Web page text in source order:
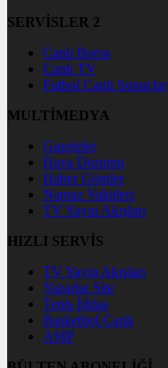
SERVİSLER 2
Canlı Borsa
Canlı TV
Futbol Canlı Sonuçlar
MULTİMEDYA
Gazeteler
Hava Durumu
Haber Gönder
Namaz Vakitleri
TV Yayın Akışları
HIZLI SERVİS
TV Yayın Akışları
Yazarlar Site
Tenis İddaa
Basketbol Canlı
AMP